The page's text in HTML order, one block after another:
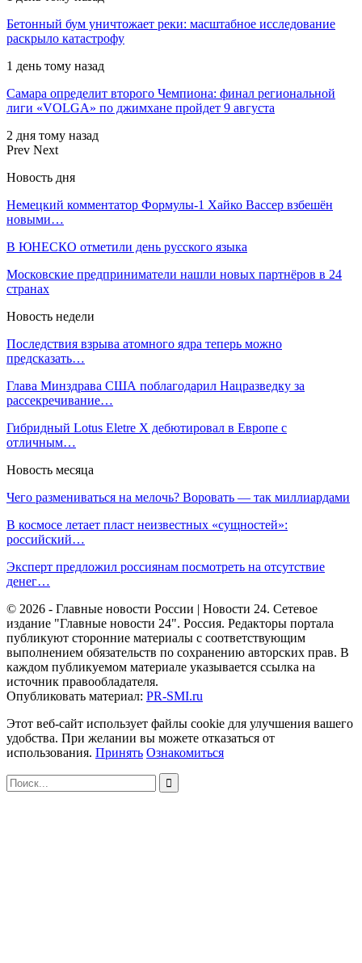
Бетонный бум уничтожает реки: масштабное исследование
раскрыло катастрофу
1 день тому назад
Самара определит второго Чемпиона: финал региональной
лиги «VOLGA» по джимхане пройдет 9 августа
2 дня тому назад
Prev Next
Новость дня
Немецкий комментатор Формулы-1 Хайко Вассер взбешён
новыми…
В ЮНЕСКО отметили день русского языка
Московские предприниматели нашли новых партнёров в 24
странах
Новость недели
Последствия взрыва атомного ядра теперь можно
предсказать…
Глава Минздрава США поблагодарил Нацразведку за
рассекречивание…
Гибридный Lotus Eletre X дебютировал в Европе с
отличным…
Новость месяца
Чего размениваться на мелочь? Воровать — так миллиардами
В космосе летает пласт неизвестных «сущностей»:
российский…
Эксперт предложил россиянам посмотреть на отсутствие
денег…
© 2026 - Главные новости России | Новости 24. Сетевое
издание "Главные новости 24". Россия. Редакторы портала
публикуют сторонние материалы с соответствующим
выполнением обязательств по сохранению авторских прав. В
каждом публикуемом материале указывается ссылка на
источник правообладателя.
Опубликовать материал: PR-SMI.ru
Этот веб-сайт использует файлы cookie для улучшения вашего
удобства. При желании вы можете отказаться от
использования. Принять Ознакомиться